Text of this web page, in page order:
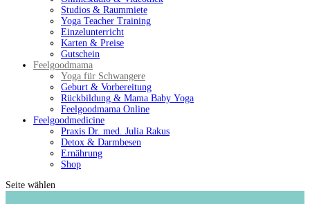
Studios & Raummiete
Yoga Teacher Training
Einzelunterricht
Karten & Preise
Gutschein
Feelgoodmama
Yoga für Schwangere
Geburt & Vorbereitung
Rückbildung & Mama Baby Yoga
Feelgoodmama Online
Feelgoodmedicine
Praxis Dr. med. Julia Rakus
Detox & Darmbesen
Ernährung
Shop
Seite wählen